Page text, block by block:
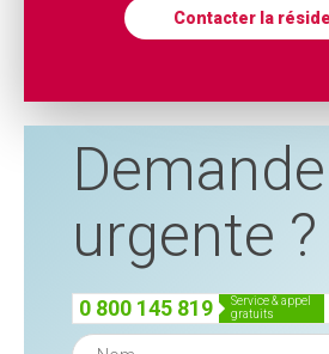
Contacter la
Demande
urgente ?
0 800 145 819
service & appel
gratuits